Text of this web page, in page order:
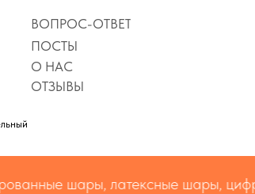
О НАС
ПОСТЫ
ВОПРОС-ОТВЕТ
ОТЗЫВЫ
шары, латексные шары, цифры